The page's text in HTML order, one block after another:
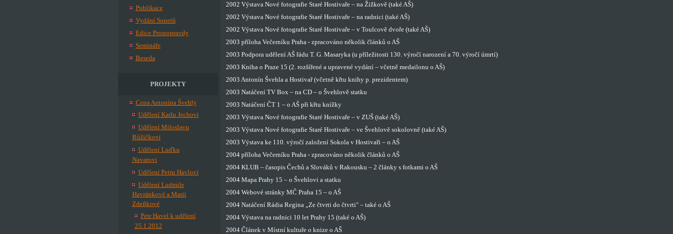
Publikace
Vydání Sonetů
Edice Prostopravdy
Semináře
Beseda
PROJEKTY
Cena Antonína Švehly
Udělení Karlu Jechovi
Udělení Miloslavu
Růžičkovi
Udělení Luďku
Navarovi
Udělení Petru Havlovi
Udělení Ludmile
Havránkové a Marii
Zdeňkové
Petr Havel k udělení
25.1.2012
2002 Výstava Nové fotografie Staré Hostivaře – na Žižkově (také AŠ)
2002 Výstava Nové fotografie Staré Hostivaře – na radnici (také AŠ)
2002 Výstava Nové fotografie Staré Hostivaře – v Toulcově dvoře (také AŠ)
2003 příloha Večerníku Praha - zpracováno několik článků o AŠ
2003 Podpora udělení AŠ řádu T. G. Masaryka (u příležitosti 130. výročí narození a 70. výročí úmrtí)
2003 Kniha o Praze 15 (2. rozšířené a upravené vydání – včetně medailonu o AŠ)
2003 Antonín Švehla a Hostivař (včetně křtu knihy p. prezidentem)
2003 Natáčení TV Box – na CD – o Švehlově statku
2003 Natáčení ČT 1 – o AŠ při křtu knížky
2003 Výstava Nové fotografie Staré Hostivaře – v ZUŠ (také AŠ)
2003 Výstava Nové fotografie Staré Hostivaře – ve Švehlově sokolovně (také AŠ)
2003 Výstava ke 110. výročí založení Sokola v Hostivaři – o AŠ
2004 příloha Večerníku Praha - zpracováno několik článků o AŠ
2004 KLUB – časopis Čechů a Slováků v Rakousku – 2 články s fotkami o AŠ
2004 Mapa Prahy 15 – o Švehlovi a statku
2004 Webové stránky MČ Praha 15 – o AŠ
2004 Natáčení Rádia Regina „Ze čtvrti do čtvrti" – také o AŠ
2004 Výstava na radnici 10 let Prahy 15 (také o AŠ)
2004 Článek v Místní kultuře o knize o AŠ